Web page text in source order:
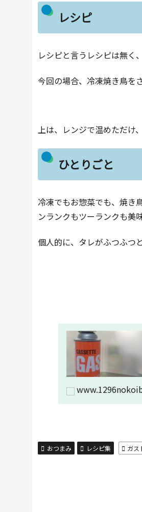
レシピ
レシピと言うレシピは無く
今回の場合、冷凍焼き鳥を
上は、レンジで温めただけ
ひとりごと
冷凍でもお惣菜でも、焼き
ンランクもツーランクも美
個人的に、タレがふつふつ
おつまみ レシピ集 ガス